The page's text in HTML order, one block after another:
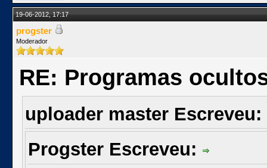
19-06-2012, 17:17
progster
Moderador
RE: Programas
uploader master Escreveu:
Progster Escreveu: